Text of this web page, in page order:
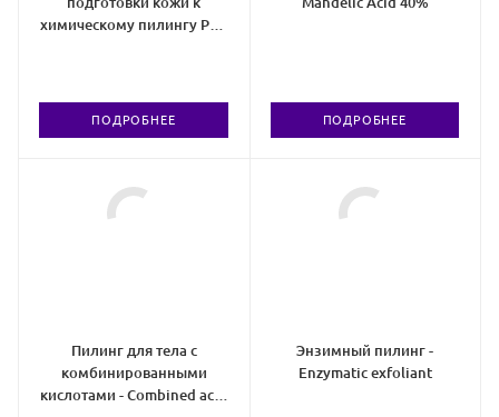
химическому пилингу Pro-
ПОДРОБНЕЕ ПОДРОБНЕЕ
Пилинг для тела с
комбинированными
кислотами - Combined acid
Энзимный пилинг -
Enzymatic exfoliant